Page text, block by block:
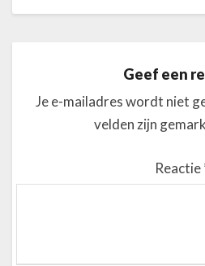
Geef een
Je e-mailadres wordt niet
velden zijn
Reactie